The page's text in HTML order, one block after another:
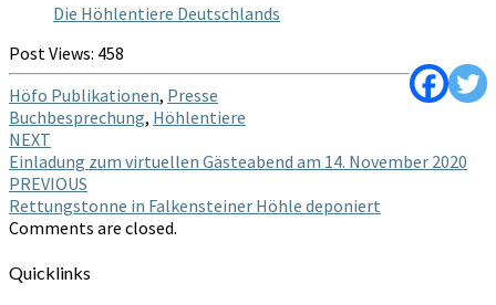
Die Höhlentiere Deutschlands
Post Views: 458
Höfo Publikationen, Presse
Buchbesprechung, Höhlentiere
Post
navigation
NEXT
Einladung zum virtuellen Gästeabend am 14. November 2020
PREVIOUS
Rettungstonne in Falkensteiner Höhle deponiert
Comments are closed.
Quicklinks